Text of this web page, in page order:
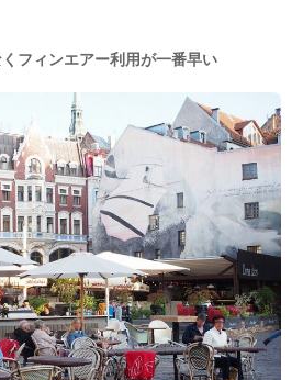
フィンエアー利用が一番早い